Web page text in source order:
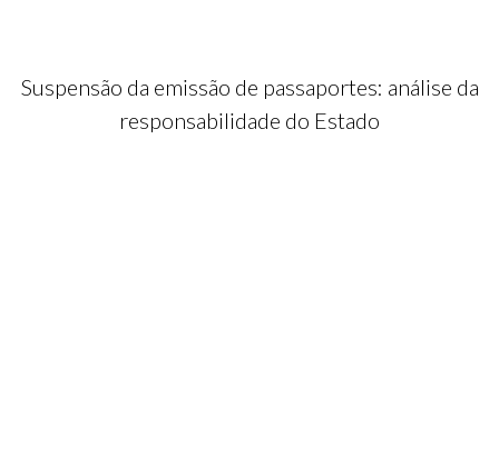
Suspensão da emissão de passaportes: análise da
responsabilidade do Estado